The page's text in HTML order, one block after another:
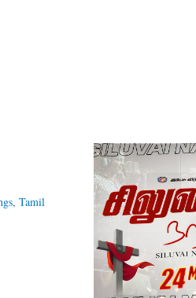
, Tamil